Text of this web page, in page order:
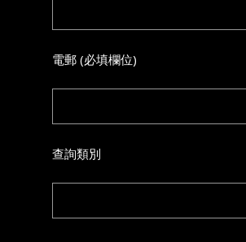
電郵 (必填欄位)
查詢類別